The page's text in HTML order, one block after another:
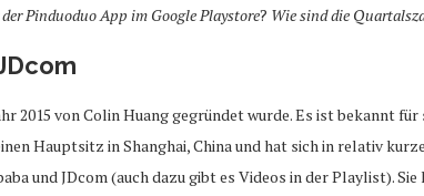
Pinduoduo App im Google Playstore? Wie sind die
2015 von Colin Huang gegründet wurde. Es ist bekannt
Hauptsitz in Shanghai, China und hat sich in relativ
und JDcom (auch dazu gibt es Videos in der Playlist).